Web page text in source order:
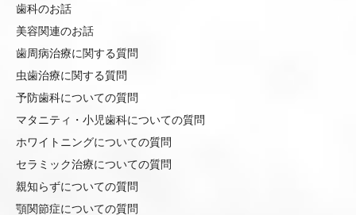
歯科のお話
美容関連のお話
歯周病治療に関する質問
虫歯治療に関する質問
予防歯科についての質問
マタニティ・小児歯科についての質問
ホワイトニングについての質問
セラミック治療についての質問
親知らずについての質問
顎関節症についての質問